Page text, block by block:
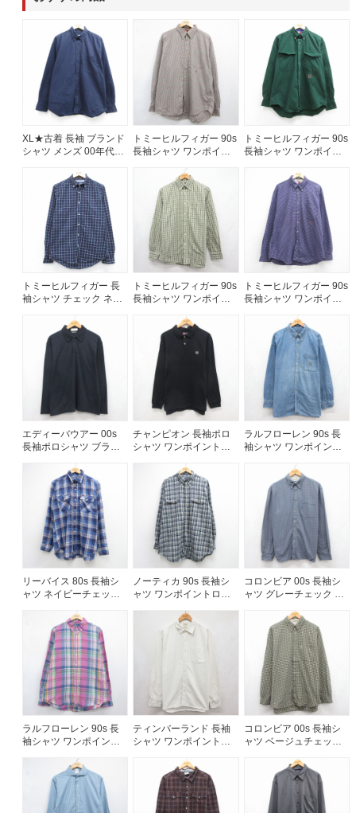
60年代 50年代 40年代
すべての年代を見る
週刊ラッシュアウト新聞
古着コラム
メディア・イベント情報
Youtube 古着屋Rush Out チャンネル
スタッフコーディネート
ご利用案内
お客様の声
レビュー1万件突破
お気に入りリスト
メルマガ登録
会社概要
店舗一覧
古着卸売
特定商取引法に基づく表示
プライバシーポリシー
お問い合わせ
XL★古着 長袖 ブランド
シャツ メンズ 00年代
トン ボタンダウン ネイ
ビー 26aug06
トミーヒルフィガー 90s
長袖シャツ ワンポイン
ク メンズXL相当 | 古着
トミーヒルフィガー 90s
長袖シャツ ワンポイン
XL相当 | 古着
トミーヒルフィガー 長
袖シャツ チェック ネイ
トミーヒルフィガー 90s
長袖シャツ ワンポイン
メンズM相当 | 古着
トミーヒルフィガー 90s
長袖シャツ ワンポイン
ク メンズXL相当 | 古着
エディーバウアー 00s
長袖ポロシャツ ブラッ
チャンピオン 長袖ポロ
シャツ ワンポイントロ
ラルフローレン 90s 長
袖シャツ ワンポイント
相当 | 古着
リーバイス 80s 長袖シ
ャツ ネイビーチェック
ノーティカ 90s 長袖シ
ャツ ワンポイントロゴ
ズXL相当 | 古着
コロンビア 00s 長袖シ
ャツ グレーチェック メ
ラルフローレン 90s 長
袖シャツ ワンポイント
ティンバーランド 長袖
シャツ ワンポイントロ
メンズL相当 | 古着
コロンビア 00s 長袖シ
ャツ ベージュチェック